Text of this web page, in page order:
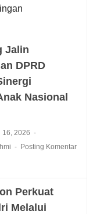
Jalin
DPRD
Nasional
16, 2026
Posting Komentar
Perkuat
Melalui